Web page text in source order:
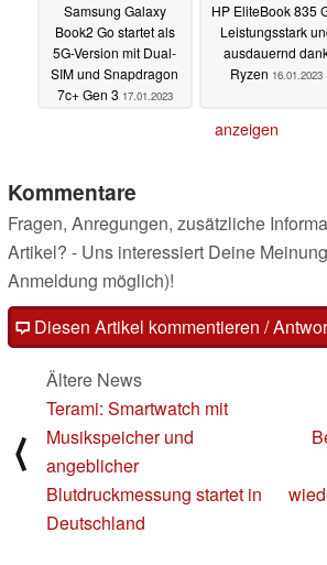
Samsung Galaxy
Book2 Go startet als
5G-Version mit Dual-
SIM und Snapdragon
7c+ Gen 3 17.01.2023
HP EliteBook 835
Leistungsstark
ausdauernd
Ryzen 16.01.2023
anzeigen
Kommentare
Fragen, Anregungen, zusätzliche
Artikel? - Uns interessiert Deine
Anmeldung möglich)!
Diesen Artikel kommentieren /
⟨
Ältere News
Terami: Smartwatch mit
Musikspeicher und
angeblicher
Blutdruckmessung startet in
Deutschland